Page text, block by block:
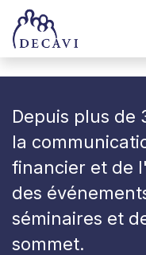
Se rendre au contenu
Depuis plus de
la
financier et de
des
séminaires et
sommet.